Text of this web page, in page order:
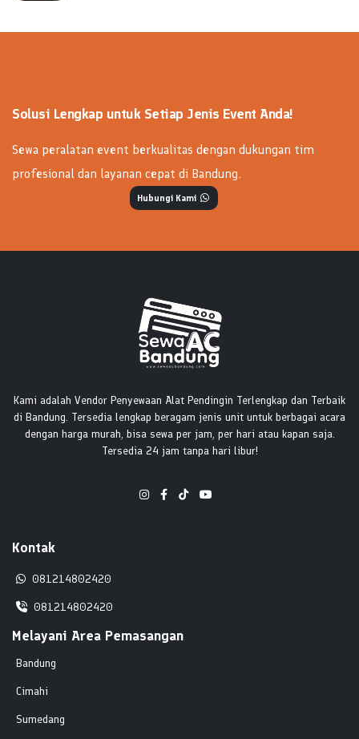
Solusi Lengkap untuk Setiap Jenis Event Anda!
Sewa peralatan event berkualitas dengan dukungan tim
profesional dan layanan cepat di Bandung.
Hubungi Kami
Kami adalah Vendor Penyewaan Alat Pendingin Terlengkap dan Terbaik
di Bandung. Tersedia lengkap beragam jenis unit untuk berbagai acara
dengan harga murah, bisa sewa per jam, per hari atau kapan saja.
Tersedia 24 jam tanpa hari libur!
Kontak
081214802420
081214802420
Melayani Area Pemasangan
Bandung
Cimahi
Sumedang